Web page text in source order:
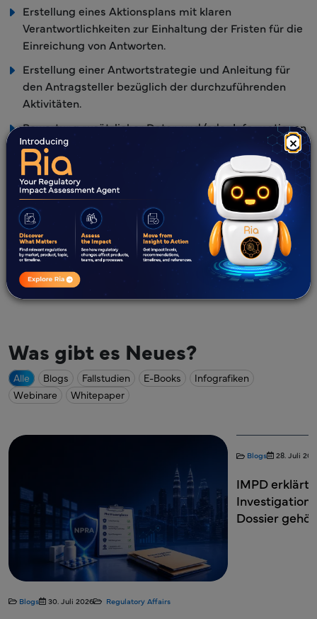
×
Erstellung eines Aktionsplans mit klaren
Verantwortlichkeiten zur Einhaltung der Fristen für die
Einreichung von Antworten.
Erstellung einer Antwortstrategie und Anleitung für
den Antragsteller bezüglich der durchzuführenden
Aktivitäten.
Bewertung zusätzlicher Daten und/oder Informationen
sowie Identifizierung von Lücken.
Erstellung des Antwortpakets mit wissenschaftlichen
Begründungen und unterstützenden Dokumenten.
Korrespondenz mit der EMA/anderen EU-
Gesundheitsbehörden bezüglich
Verlängerungsanträgen und Verhandlungen über die
Strategie.
Was gibt es Neues?
Alle Blogs Fallstudien E-Books
Infografiken
Webinare
Whitepaper
Blogs 30. Juli 2026 Regulatory Affairs
Blogs 28. Juli
IMPD erklärt:
Dossier